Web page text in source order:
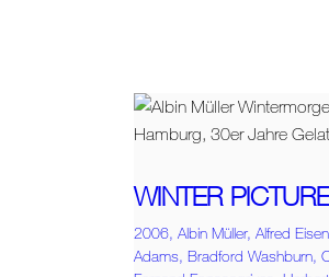
WINTER
2006, Albin Müller, Alfred
Adams, Bradford Washburn,